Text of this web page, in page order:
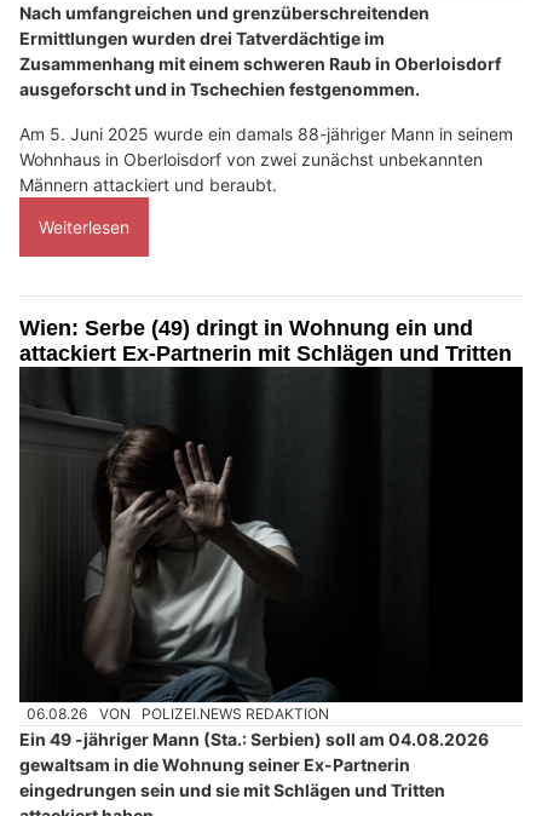
Nach umfangreichen und grenzüberschreitenden
Ermittlungen wurden drei Tatverdächtige im
Zusammenhang mit einem schweren Raub in Oberloisdorf
ausgeforscht und in Tschechien festgenommen.
Am 5. Juni 2025 wurde ein damals 88-jähriger Mann in seinem
Wohnhaus in Oberloisdorf von zwei zunächst unbekannten
Männern attackiert und beraubt.
Weiterlesen
Wien: Serbe (49) dringt in Wohnung ein und
attackiert Ex-Partnerin mit Schlägen und Tritten
06.08.26 VON POLIZEI.NEWS REDAKTION
Ein 49 -jähriger Mann (Sta.: Serbien) soll am 04.08.2026
gewaltsam in die Wohnung seiner Ex-Partnerin
eingedrungen sein und sie mit Schlägen und Tritten